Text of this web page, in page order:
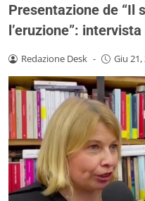
Presentazione de “Il
l’eruzione”:
Redazione Desk - Giu 21,